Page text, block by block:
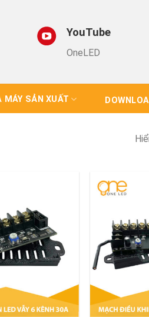
YouTube
OneLED
MÁY SẢN XUẤT
Add to
Wishlist
+